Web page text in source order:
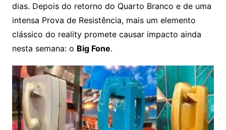
dias. Depois do retorno do Quarto Branco e de uma
intensa Prova de Resistência, mais um elemento
clássico do reality promete causar impacto ainda
nesta semana: o Big Fone.